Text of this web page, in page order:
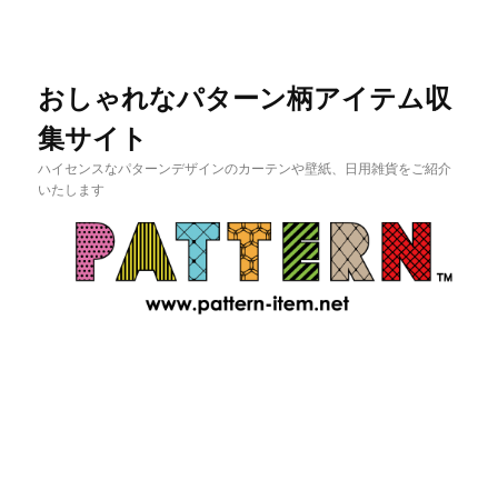
おしゃれなパターン柄アイテム収
集サイト
ハイセンスなパターンデザインのカーテンや壁紙、日用雑貨をご紹介
いたします